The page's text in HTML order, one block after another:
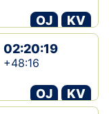
OJ
KV
02:20:19
+48:16
OJ
KV